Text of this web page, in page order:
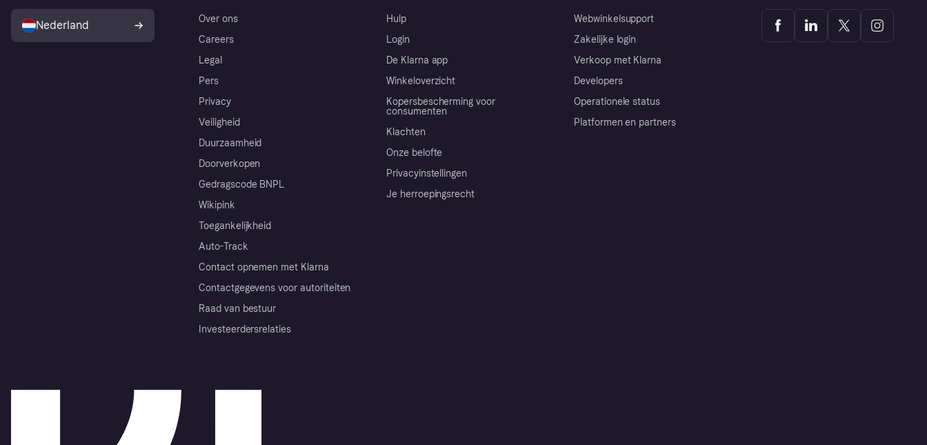
Over ons
Careers
Legal
Pers
Privacy
Veiligheid
Duurzaamheid
Doorverkopen
Gedragscode BNPL
Wikipink
Toegankelijkheid
Auto-Track
Contact opnemen met Klarna
Contactgegevens voor autoriteiten
Raad van bestuur
Investeerdersrelaties
Hulp
Login
De Klarna app
Winkeloverzicht
Kopersbescherming voor
consumenten
Klachten
Onze belofte
Privacyinstellingen
Je herroepingsrecht
Webwinkelsupport
Zakelijke login
Verkoop met Klarna
Developers
Operationele status
Platformen en partners
Nederland